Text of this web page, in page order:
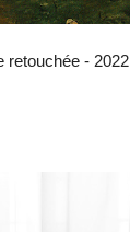
retouchée - 2022